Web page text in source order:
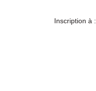
Inscription à :